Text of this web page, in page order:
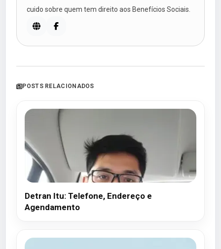
cuido sobre quem tem direito aos Benefícios Sociais.
POSTS RELACIONADOS
Detran Itu: Telefone, Endereço e
Agendamento